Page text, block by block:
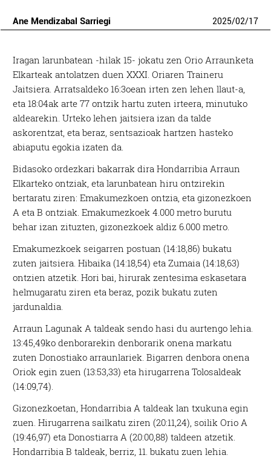
Ane Mendizabal Sarriegi 2025/02/17
Iragan larunbatean -hilak 15- jokatu zen Orio Arraunketa
Elkarteak antolatzen duen XXXI. Oriaren Traineru
Jaitsiera. Arratsaldeko 16:3oean irten zen lehen llaut-a,
eta 18:04ak arte 77 ontzik hartu zuten irteera, minutuko
aldearekin. Urteko lehen jaitsiera izan da talde
askorentzat, eta beraz, sentsazioak hartzen hasteko
abiaputu egokia izaten da.
Bidasoko ordezkari bakarrak dira Hondarribia Arraun
Elkarteko ontziak, eta larunbatean hiru ontzirekin
bertaratu ziren: Emakumezkoen ontzia, eta gizonezkoen
A eta B ontziak. Emakumezkoek 4.000 metro burutu
behar izan zituzten, gizonezkoek aldiz 6.000 metro.
Emakumezkoek seigarren postuan (14:18,86) bukatu
zuten jaitsiera. Hibaika (14:18,54) eta Zumaia (14:18,63)
ontzien atzetik. Hori bai, hirurak zentesima eskasetara
helmugaratu ziren eta beraz, pozik bukatu zuten
jardunaldia.
Arraun Lagunak A taldeak sendo hasi du aurtengo lehia.
13:45,49ko denborarekin denborarik onena markatu
zuten Donostiako arraunlariek. Bigarren denbora onena
Oriok egin zuen (13:53,33) eta hirugarrena Tolosaldeak
(14:09,74).
Gizonezkoetan, Hondarribia A taldeak lan txukuna egin
zuen. Hirugarrena sailkatu ziren (20:11,24), soilik Orio A
(19:46,97) eta Donostiarra A (20:00,88) taldeen atzetik.
Hondarribia B taldeak, berriz, 11. bukatu zuen lehia.